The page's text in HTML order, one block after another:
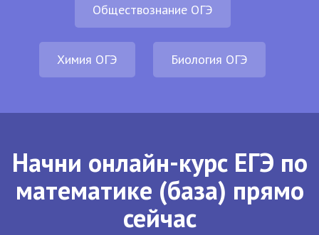
Обществознание ОГЭ
Химия ОГЭ Биология ОГЭ
Начни онлайн-курс ЕГЭ по
математике (база) прямо
сейчас